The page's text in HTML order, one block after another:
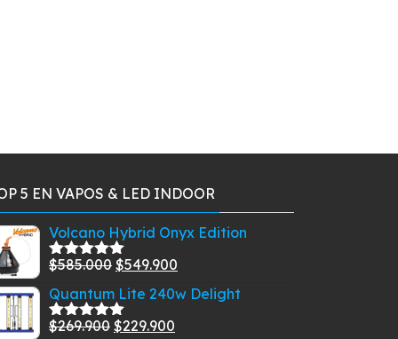
5 EN VAPOS & LED INDOOR
Volcano Hybrid Onyx Edition
Valorado
5
$585.000 El
precio
original
era:
$549.900
precio
actual
Quantum Lite 240w Delight
Valorado
$269.900 El
$229.900